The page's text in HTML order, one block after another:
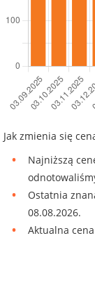
Jak zmienia się
Najniższą
Ostatnia
08.08.2026.
Aktualna